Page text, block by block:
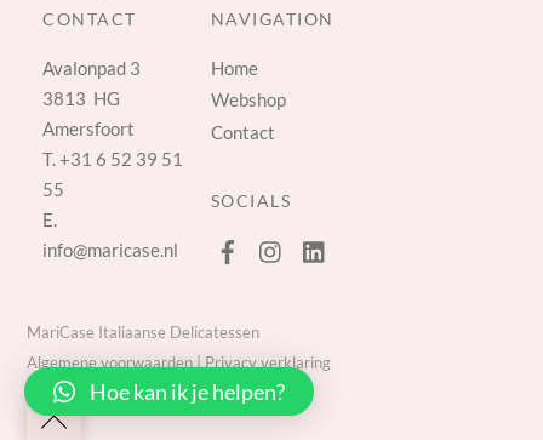
CONTACT
Avalonpad 3
3813 HG
Amersfoort
T.+31 6 52 39 51
55
E.
info@maricase.nl
NAVIGATION
Home
Webshop
Contact
SOCIALS
Back
MariCase Italiaanse Delicatessen
Algemene voorwaarden
Privacy verklaring
Hoe kan ik je helpen?